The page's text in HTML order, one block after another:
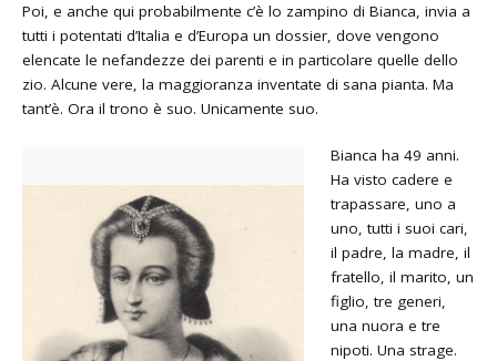
Poi, e anche qui probabilmente c’è lo zampino di Bianca, invia a
tutti i potentati d’Italia e d’Europa un dossier, dove vengono
elencate le nefandezze dei parenti e in particolare quelle dello
zio. Alcune vere, la maggioranza inventate di sana pianta. Ma
tant’è. Ora il trono è suo. Unicamente suo.
Bianca ha 49 anni.
Ha visto cadere e
trapassare, uno a
uno, tutti i suoi cari,
il padre, la madre, il
fratello, il marito, un
figlio, tre generi,
una nuora e tre
nipoti. Una strage.